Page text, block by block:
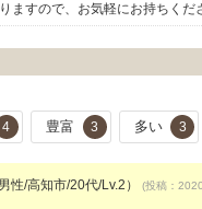
ますので、お気軽にお持ちくだ
4 豊富 3 多い 3
性/高知市/20代/Lv.2） (投稿：